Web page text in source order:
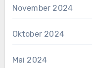
November 2024
Oktober 2024
Mai 2024